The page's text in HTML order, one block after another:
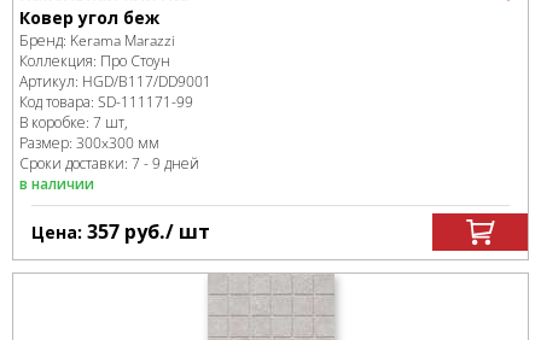
Ковер угол беж
Бренд: Kerama Marazzi
Коллекция: Про Стоун
Артикул: HGD/B117/DD9001
Код товара: SD-111171-99
В коробке: 7 шт,
Размер: 300x300 мм
Сроки доставки: 7 - 9 дней
в наличии
Цена: 357 руб./ шт